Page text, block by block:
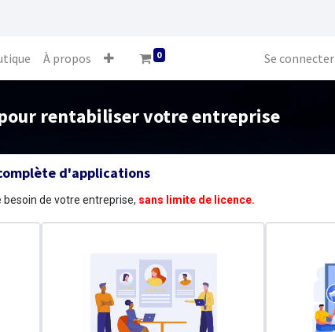
À propos 0 Se connecter
pour rentabiliser votre entreprise
d'applications
de votre entreprise, sans limite de licence.